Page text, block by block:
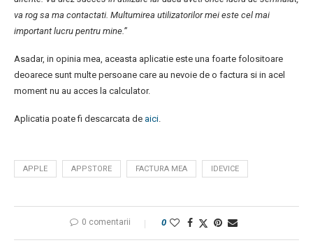
va rog sa ma contactati. Multumirea utilizatorilor mei este cel mai
important lucru pentru mine.”
Asadar, in opinia mea, aceasta aplicatie este una foarte folositoare
deoarece sunt multe persoane care au nevoie de o factura si in acel
moment nu au acces la calculator.
Aplicatia poate fi descarcata de aici
APPLE APPSTORE FACTURA MEA IDEVICE
0 comentarii 0